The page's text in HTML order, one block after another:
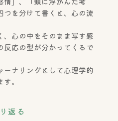
つを分けて書くと、心の流
、心の中をそのまま写す感
反応の型が分かってくるで
ーナリングとして心理学的
。
返る